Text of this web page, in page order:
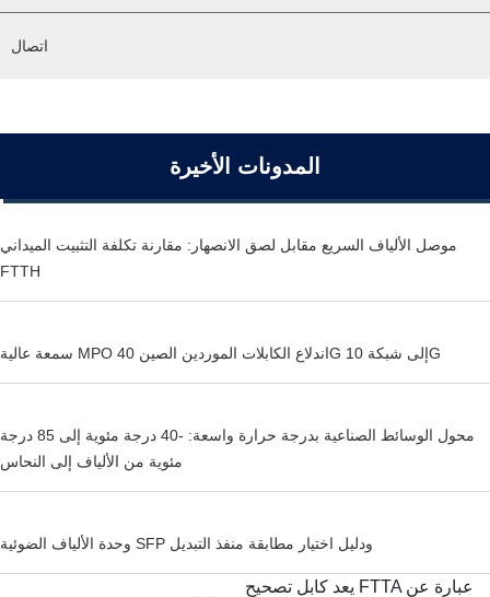
اتصال
المدونات الأخيرة
موصل الألياف السريع مقابل لصق الانصهار: مقارنة تكلفة التثبيت الميداني
FTTH
سمعة عالية MPO اندلاع الكابلات الموردين الصين 40G إلى شبكة 10G
محول الوسائط الصناعية بدرجة حرارة واسعة: -40 درجة مئوية إلى 85 درجة
مئوية من الألياف إلى النحاس
وحدة الألياف الضوئية SFP ودليل اختيار مطابقة منفذ التبديل
يعد كابل تصحيح FTTA عبارة عن